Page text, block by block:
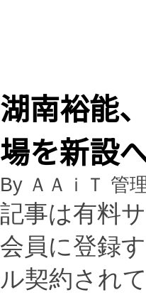
湖南裕能
場を新設
By ＡＡｉＴ 管
記事は有料
会員に登録
ル契約され